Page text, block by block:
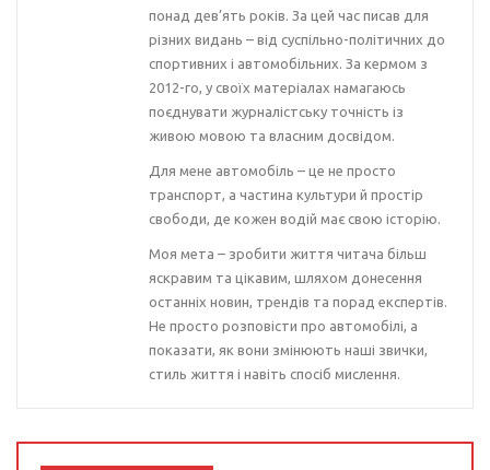
понад дев’ять років. За цей час писав для
різних видань – від суспільно-політичних до
спортивних і автомобільних. За кермом з
2012-го, у своїх матеріалах намагаюсь
поєднувати журналістську точність із
живою мовою та власним досвідом.
Для мене автомобіль – це не просто
транспорт, а частина культури й простір
свободи, де кожен водій має свою історію.
Моя мета – зробити життя читача більш
яскравим та цікавим, шляхом донесення
останніх новин, трендів та порад експертів.
Не просто розповісти про автомобілі, а
показати, як вони змінюють наші звички,
стиль життя і навіть спосіб мислення.